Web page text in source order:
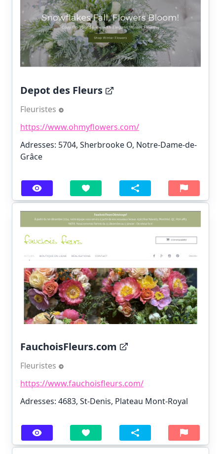
Depot des Fleurs
Fleuristes
https://www.ohmyflowers.com/
Adresses: 5704, Sherbrooke O, Notre-Dame-de-
Grâce
FauchoisFleurs.com
Fleuristes
https://www.fauchoisfleurs.com/
Adresses: 4683, St-Denis, Plateau Mont-Royal